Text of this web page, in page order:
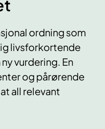
ordning som
livsforkortende
vurdering. En
og pårørende
all relevant